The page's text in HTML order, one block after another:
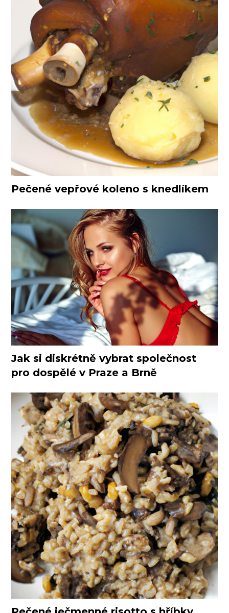
Pečené vepřové koleno s knedlíkem
Jak si diskrétně vybrat společnost
pro dospělé v Praze a Brně